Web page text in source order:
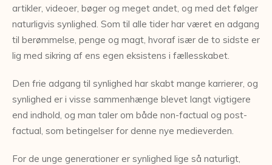
artikler, videoer, bøger og meget andet, og med det følger
naturligvis synlighed. Som til alle tider har været en adgang
til berømmelse, penge og magt, hvoraf især de to sidste er
lig med sikring af ens egen eksistens i fællesskabet.
Den frie adgang til synlighed har skabt mange karrierer, og
synlighed er i visse sammenhænge blevet langt vigtigere
end indhold, og man taler om både non-factual og post-
factual, som betingelser for denne nye medieverden.
For de unge generationer er synlighed lige så naturligt,